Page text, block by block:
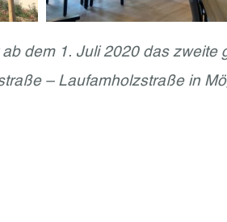
ab dem 1. Juli 2020 das zweite
– Laufamholzstraße in